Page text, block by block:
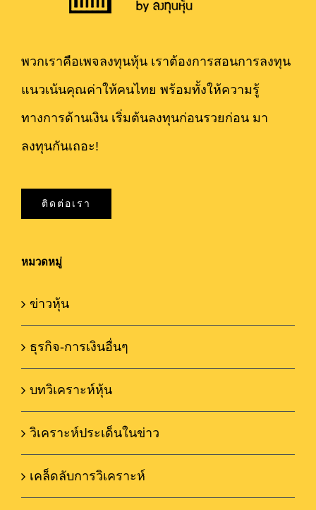
พวกเราคือเพจลงทุนหุ้น เราต้องการสอนการลงทุน
แนวเน้นคุณค่าให้คนไทย พร้อมทั้งให้ความรู้
ทางการด้านเงิน เริ่มต้นลงทุนก่อนรวยก่อน มา
ลงทุนกันเถอะ!
ติดต่อเรา
หมวดหมู่
ข่าวหุ้น
ธุรกิจ-การเงินอื่นๆ
บทวิเคราะห์หุ้น
วิเคราะห์ประเด็นในข่าว
เคล็ดลับการวิเคราะห์